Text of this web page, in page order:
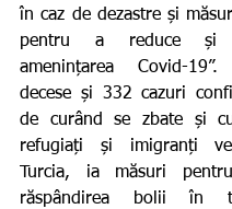
în caz de dezastre și
pentru a reduce și
amenințarea Covid-
decese și 332 cazuri
de curând se zbate și
refugiați și imigranți
Turcia, ia măsuri
răspândirea bolii în